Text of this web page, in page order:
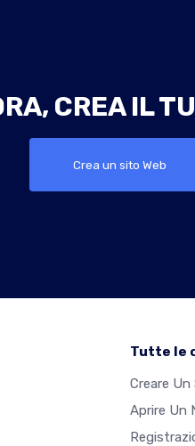
CREA IL
Crea un sito Web
Tutte le
Creare Un
Aprire Un